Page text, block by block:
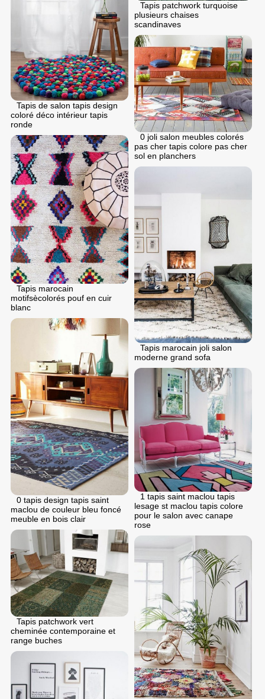
Tapis patchwork turquoise
plusieurs chaises
scandinaves
Tapis de salon tapis design
coloré déco intérieur tapis
ronde
0 joli salon meubles colorés
pas cher tapis colore pas cher
sol en planchers
Tapis marocain
motifsècolorés pouf en cuir
blanc
Tapis marocain joli salon
moderne grand sofa
0 tapis design tapis saint
maclou de couleur bleu foncé
meuble en bois clair
1 tapis saint maclou tapis
lesage st maclou tapis colore
pour le salon avec canape
rose
Tapis patchwork vert
cheminée contemporaine et
range buches